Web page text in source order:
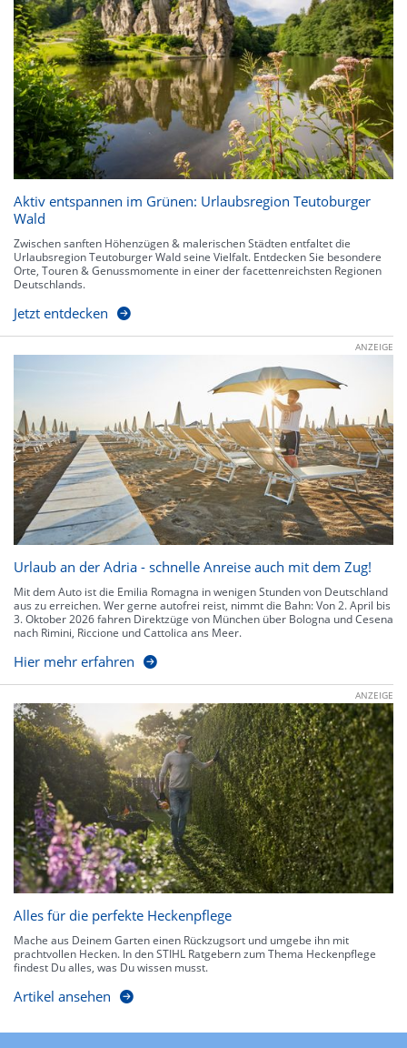
Aktiv entspannen im Grünen: Urlaubsregion Teutoburger
Wald
Zwischen sanften Höhenzügen & malerischen Städten entfaltet die
Urlaubsregion Teutoburger Wald seine Vielfalt. Entdecken Sie besondere
Orte, Touren & Genussmomente in einer der facettenreichsten Regionen
Deutschlands.
Jetzt entdecken
ANZEIGE
Urlaub an der Adria - schnelle Anreise auch mit dem Zug!
Mit dem Auto ist die Emilia Romagna in wenigen Stunden von Deutschland
aus zu erreichen. Wer gerne autofrei reist, nimmt die Bahn: Von 2. April bis
3. Oktober 2026 fahren Direktzüge von München über Bologna und Cesena
nach Rimini, Riccione und Cattolica ans Meer.
Hier mehr erfahren
ANZEIGE
Alles für die perfekte Heckenpflege
Mache aus Deinem Garten einen Rückzugsort und umgebe ihn mit
prachtvollen Hecken. In den STIHL Ratgebern zum Thema Heckenpflege
findest Du alles, was Du wissen musst.
Artikel ansehen